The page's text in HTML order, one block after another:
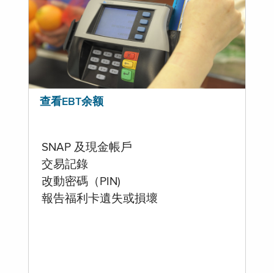
查看EBT余额
SNAP 及現金帳戶
交易記錄
改動密碼（PIN)
報告福利卡遺失或損壞